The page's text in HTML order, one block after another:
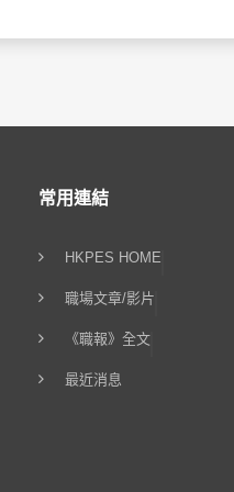
常用連結
HKPES HOME
職場文章/影片
《職報》全文
最近消息